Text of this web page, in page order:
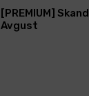
[PREMIUM]
Avgust